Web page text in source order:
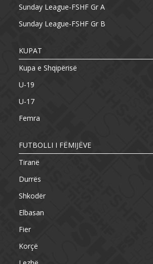
Sunday League-FSHF Gr A
Sunday League-FSHF Gr B
KUPAT
Kupa e Shqipërisë
U-19
U-17
Femra
FUTBOLLI I FËMIJËVE
Tiranë
Durrës
Shkodër
Elbasan
Fier
Korçë